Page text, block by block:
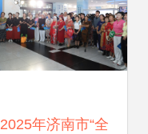
2025年济南市“全